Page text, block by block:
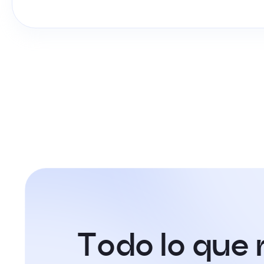
Todo o que